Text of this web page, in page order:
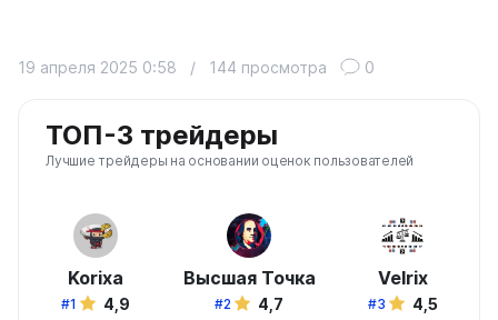
19 апреля 2025 0:58 / 144 просмотра 0
ТОП-3 трейдеры
Лучшие трейдеры на основании оценок пользователей
Korixa
#1
4,9
Высшая Точка
#2
4,7
Velrix
#3
4,5